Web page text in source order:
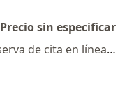
Precio sin especificar
Este especialista no ofrece reserva de cita en línea en esta dirección.